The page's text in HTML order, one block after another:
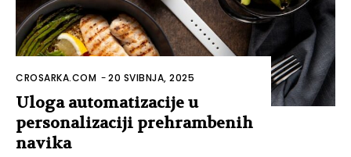
CROSARKA.COM -20 SVIBNJA, 2025
Uloga automatizacije u
personalizaciji prehrambenih
navika